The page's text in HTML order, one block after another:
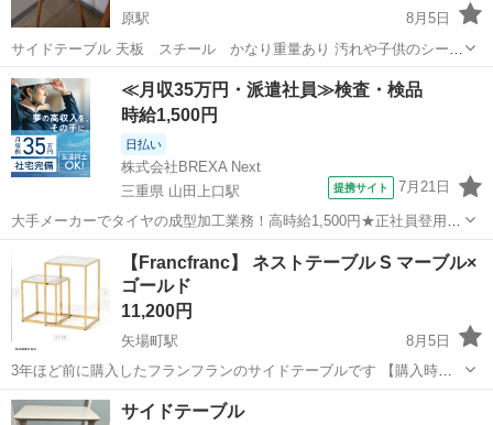
原駅
8月5日
サイドテーブル 天板 スチール かなり重量あり 汚れや子供のシール
などあるため汚いですが、 気にしない用途であればまだまだ使用可能
です。
愛知 名古屋市 原駅 テーブル
≪月収35万円・派遣社員≫検査・検品
時給1,500円
日払い
株式会社BREXA Next
三重県 山田上口駅
提携サイト 7月21日
大手メーカーでタイヤの成型加工業務！高時給1,500円★正社員登用制
度あり！ワンルーム寮完備！マイカー通勤OK！無料駐車場あり！《三
重県伊勢市》 人気の工場のお仕事 ◇タイヤの製造◇ トラック・バ
ス・RV車用を中心とした...
その他
【Francfranc】 ネストテーブル S マーブル×
ゴールド
11,200円
矢場町駅
8月5日
3年ほど前に購入したフランフランのサイドテーブルです 【購入時価
格】25800 【サイズ】大:W310×D274×H450mm
小:W276×D240×H300mm 【傷などの状態】とくに目立った傷はありま
愛知 名古屋市 矢場町駅
サイドテーブル